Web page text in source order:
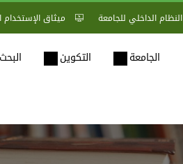
النظام الداخلي للجامعة ميثاق الإستخدام
الجامعة التكوين